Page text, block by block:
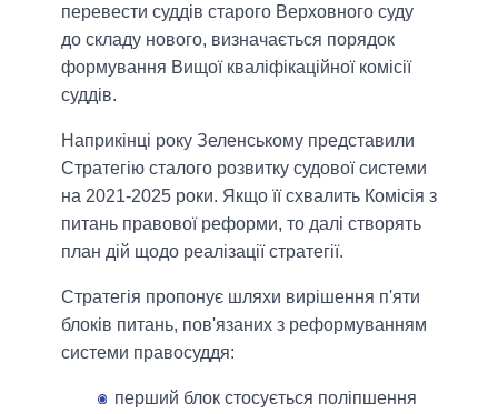
перевести суддів старого Верховного суду
до складу нового, визначається порядок
формування Вищої кваліфікаційної комісії
суддів.
Наприкінці року Зеленському представили
Стратегію сталого розвитку судової системи
на 2021-2025 роки. Якщо її схвалить Комісія з
питань правової реформи, то далі створять
план дій щодо реалізації стратегії.
Стратегія пропонує шляхи вирішення п'яти
блоків питань, пов'язаних з реформуванням
системи правосуддя:
перший блок стосується поліпшення